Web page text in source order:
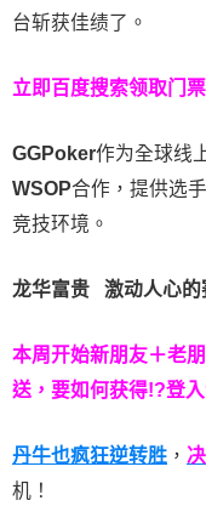
台斩获佳绩了。
立即百度搜索领取门票
GGPoker作为全球线
WSOP合作，提供选
竞技环境。
龙华富贵 激动人心的
本周开始新朋友＋老
送，要如何获得!?登
丹牛也疯狂逆转胜 ，
机！